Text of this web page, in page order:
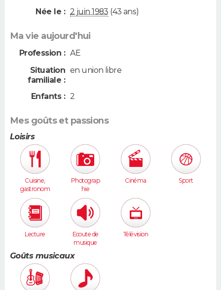
Née le : 2 juin 1983 (43 ans)
Ma vie aujourd'hui
Profession : AE
Situation
familiale :
en union libre
Enfants : 2
Mes goûts et passions
Loisirs
Cuisine,
gastronom
ie
Photograp
hie
Cinéma Sport
Lecture
Ecoute de
musique
Télévision
Goûts musicaux